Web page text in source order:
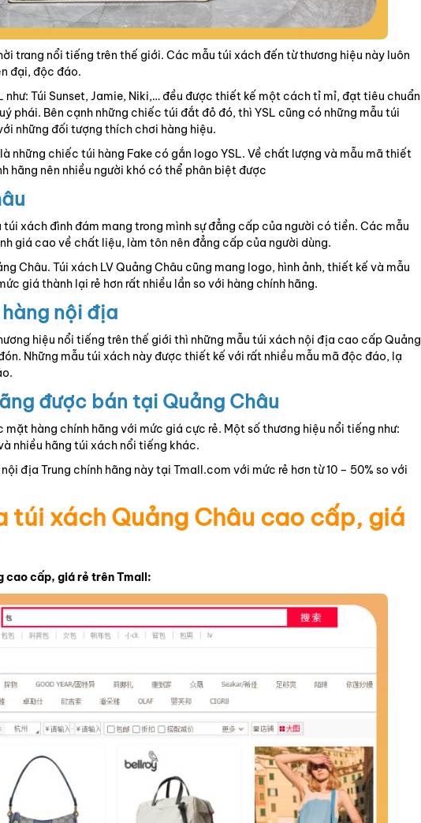
trang nổi tiếng trên thế giới. Các mẫu túi xách đến từ thương hiệu này luôn
đại, độc đáo.
như: Túi Sunset, Jamie, Niki,… đều được thiết kế một cách tỉ mỉ, đạt tiêu chuẩn
phái. Bên cạnh những chiếc túi đắt đỏ đó, thì YSL cũng có những mẫu túi
những đối tượng thích chơi hàng hiệu.
những chiếc túi hàng Fake có gắn logo YSL. Về chất lượng và mẫu mã thiết
hãng nên nhiều người khó có thể phân biệt được
xách đình đám mang trong mình sự đẳng cấp của người có tiền. Các mẫu
giá cao về chất liệu, làm tôn nên đẳng cấp của người dùng.
Châu. Túi xách LV Quảng Châu cũng mang logo, hình ảnh, thiết kế và mẫu
giá thành lại rẻ hơn rất nhiều lần so với hàng chính hãng.
nội địa
hiệu nổi tiếng trên thế giới thì những mẫu túi xách nội địa cao cấp Quảng
Những mẫu túi xách này được thiết kế với rất nhiều mẫu mã độc đáo, lạ
được bán tại Quảng Châu
hàng chính hãng với mức giá cực rẻ. Một số thương hiệu nổi tiếng như:
nhiều hãng túi xách nổi tiếng khác.
địa Trung chính hãng này tại Tmall.com với mức rẻ hơn từ 10 – 50% so với
túi xách Quảng Châu cao cấp, giá
cao cấp, giá rẻ trên Tmall: